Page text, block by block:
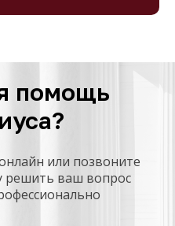
помощь
или позвоните
решить ваш вопрос